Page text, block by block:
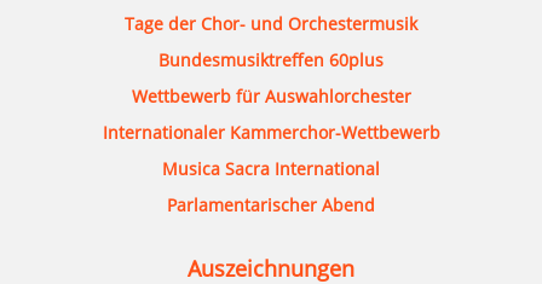
Tage der Chor- und Orchestermusik
Bundesmusiktreffen 60plus
Wettbewerb für Auswahlorchester
Internationaler Kammerchor-Wettbewerb
Musica Sacra International
Parlamentarischer Abend
Auszeichnungen